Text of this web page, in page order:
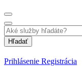
Hľadať
Prihlásenie Registrácia